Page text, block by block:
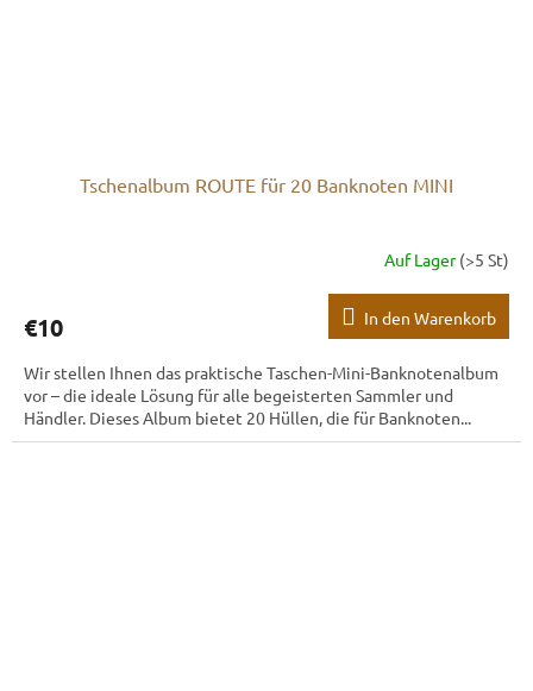
Tschenalbum ROUTE für 20 Banknoten MINI
Auf Lager(>5 St)
€10 In den Warenkorb
Wir stellen Ihnen das praktische Taschen-Mini-Banknotenalbum
vor – die ideale Lösung für alle begeisterten Sammler und
Händler. Dieses Album bietet 20 Hüllen, die für Banknoten...